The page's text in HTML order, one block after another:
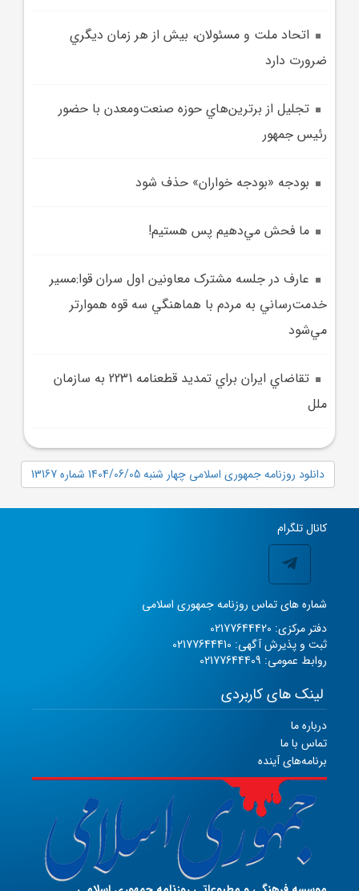
اتحاد ملت و مسئولان، بيش از هر زمان ديگري
ضرورت دارد
تجليل از برترين‌هاي حوزه صنعت‌ومعدن با حضور
رئيس جمهور
بودجه «بودجه خواران» حذف شود
ما فحش مي‌دهيم پس هستيم!
عارف در جلسه مشترک معاونين اول سران قوا:مسير
خدمت‌رساني به مردم با هماهنگي سه قوه هموارتر
مي‌شود
تقاضاي ايران براي تمديد قطعنامه 2231 به سازمان
ملل
دانلود روزنامه جمهوری اسلامی چهار شنبه 1404/06/05 شماره 13167
کانال تلگرام
شماره های تماس روزنامه جمهوری اسلامی
دفتر مرکزی: 02177644420
ثبت و پذیرش آگهی: 02177644410
روابط عمومی: 02177644409
لینک های کاربردی
درباره ما
تماس با ما
برنامه‌های آینده